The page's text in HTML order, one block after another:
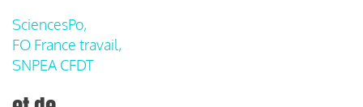
SciencesPo,
FO France travail,
SNPEA CFDT